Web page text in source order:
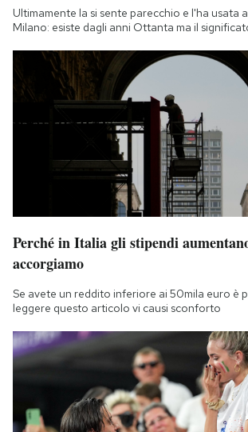
Ultimamente la si sente parecchio e l'ha usata
Milano: esiste dagli anni Ottanta ma il
Perché in Italia gli stipendi
accorgiamo
Se avete un reddito inferiore ai 50mila euro è
leggere questo articolo vi causi sconforto